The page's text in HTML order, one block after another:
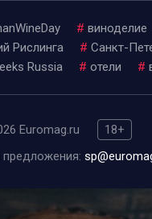
# виноделие
Рислинга # Санкт-
Russia # отели #
Euromag.ru
18+